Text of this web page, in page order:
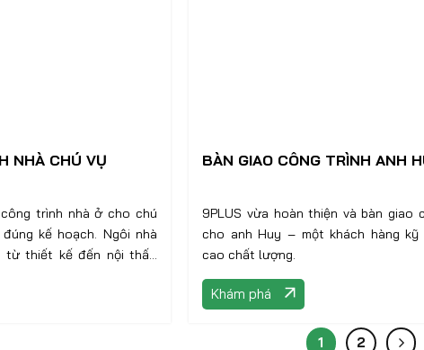
NHÀ CHÚ VỤ
trình nhà ở cho chú
kế hoạch. Ngôi nhà
từ thiết kế đến nội thất,
mỹ như mong muốn
BÀN GIAO CÔNG TRÌNH ANH
9PLUS vừa hoàn thiện và bàn giao
cho anh Huy – một khách hàng
cao chất lượng.
Khám phá
1 2